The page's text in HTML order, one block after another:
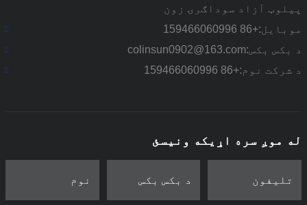
پیلوټ آزاد سوداګرۍ زون
موبایل:+86 159466060996
د بکس بکس:colinsun0902@163.com
د شرکت نوم:+86 159466060996
له موږ سره اړیکه ونیسئ